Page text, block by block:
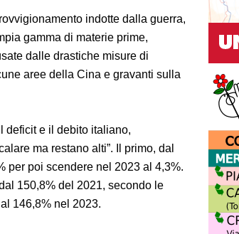
indotte dalla guerra,
gamma di materie prime,
dalle drastiche misure di
aree della Cina e gravanti sulla
deficit e il debito italiano,
ma restano alti”. Il primo, dal
per poi scendere nel 2023 al 4,3%.
150,8% del 2021, secondo le
146,8% nel 2023.